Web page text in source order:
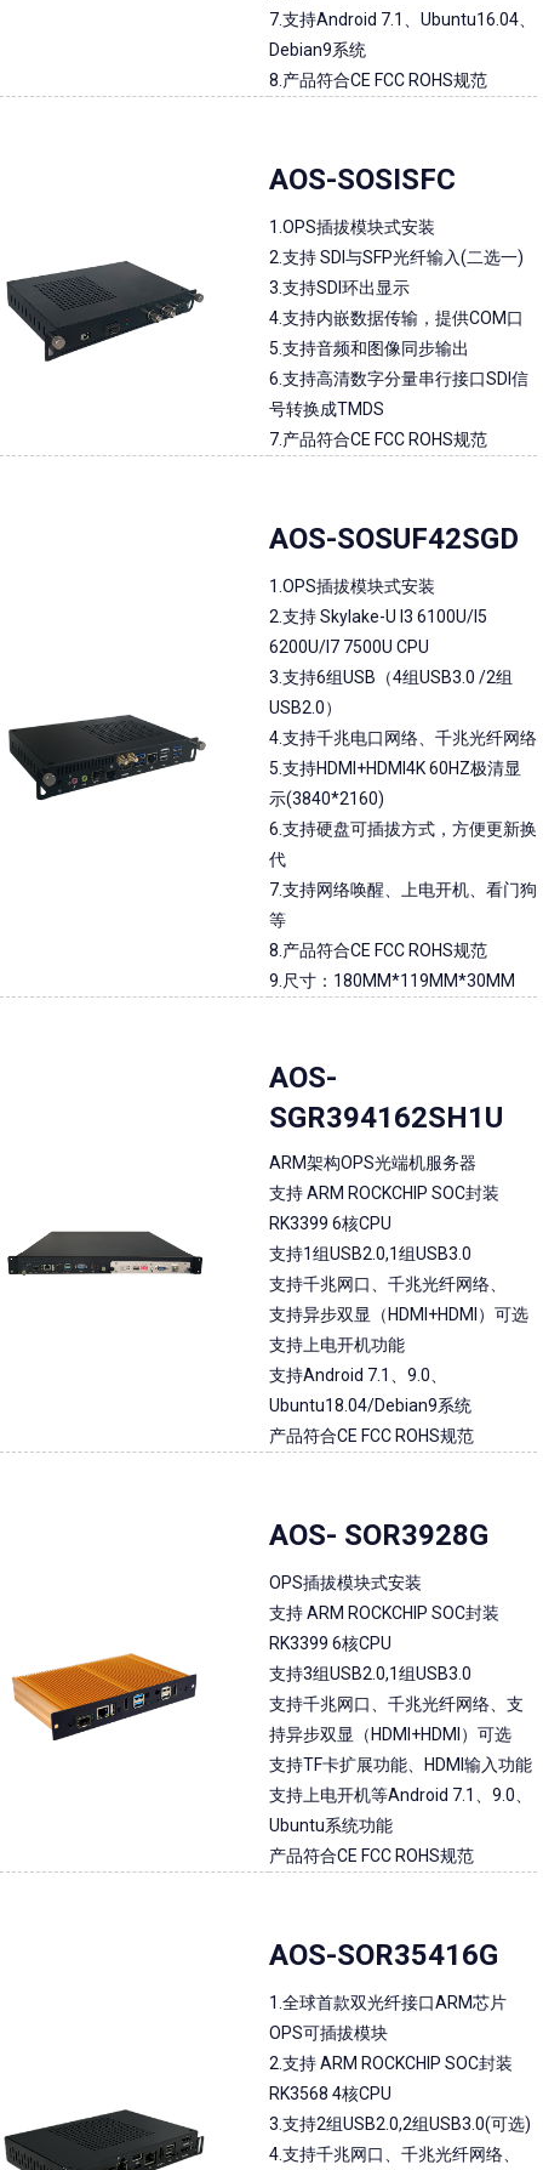
7.支持Android 7.1、Ubuntu16.04、
Debian9系统
8.产品符合CE FCC ROHS规范
AOS-SOSISFC
1.OPS插拔模块式安装
2.支持 SDI与SFP光纤输入(二选一)
3.支持SDI环出显示
4.支持内嵌数据传输，提供COM口
5.支持音频和图像同步输出
6.支持高清数字分量串行接口SDI信
号转换成TMDS
7.产品符合CE FCC ROHS规范
AOS-SOSUF42SGD
1.OPS插拔模块式安装
2.支持 Skylake-U I3 6100U/I5
6200U/I7 7500U CPU
3.支持6组USB（4组USB3.0 /2组
USB2.0）
4.支持千兆电口网络、千兆光纤网络
5.支持HDMI+HDMI4K 60HZ极清显
示(3840*2160)
6.支持硬盘可插拔方式，方便更新换
代
7.支持网络唤醒、上电开机、看门狗
等
8.产品符合CE FCC ROHS规范
9.尺寸：180MM*119MM*30MM
AOS-
SGR394162SH1U
ARM架构OPS光端机服务器
支持 ARM ROCKCHIP SOC封装
RK3399 6核CPU
支持1组USB2.0,1组USB3.0
支持千兆网口、千兆光纤网络、
支持异步双显（HDMI+HDMI）可选
支持上电开机功能
支持Android 7.1、9.0、
Ubuntu18.04/Debian9系统
产品符合CE FCC ROHS规范
AOS- SOR3928G
OPS插拔模块式安装
支持 ARM ROCKCHIP SOC封装
RK3399 6核CPU
支持3组USB2.0,1组USB3.0
支持千兆网口、千兆光纤网络、支
持异步双显（HDMI+HDMI）可选
支持TF卡扩展功能、HDMI输入功能
支持上电开机等Android 7.1、9.0、
Ubuntu系统功能
产品符合CE FCC ROHS规范
AOS-SOR35416G
1.全球首款双光纤接口ARM芯片
OPS可插拔模块
2.支持 ARM ROCKCHIP SOC封装
RK3568 4核CPU
3.支持2组USB2.0,2组USB3.0(可选)
4.支持千兆网口、千兆光纤网络、